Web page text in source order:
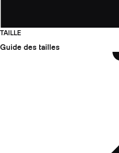
TAILLE
Guide des tailles